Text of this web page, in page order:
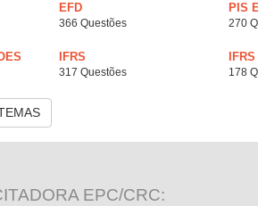
EFD
366 Questões
PIS
270
IFRS
317 Questões 178
EPC/CRC: